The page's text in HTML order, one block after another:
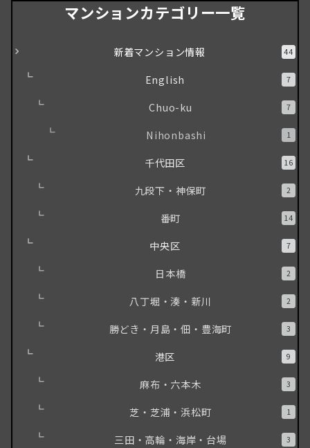
マンションカテゴリー一覧
新着マンション情報 44
English 7
Chuo-ku 7
Nihonbashi 1
千代田区 16
九段下・神保町 2
番町 14
中央区 7
日本橋 2
八丁堀・湊・新川 2
勝どき・月島・佃・豊海町 3
港区 9
麻布・六本木 3
芝・芝浦・浜松町 1
三田・高輪・海岸・台場 3